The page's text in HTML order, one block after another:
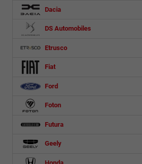
Dacia
DS Automobiles
Etrusco
Fiat
Ford
Foton
Futura
Geely